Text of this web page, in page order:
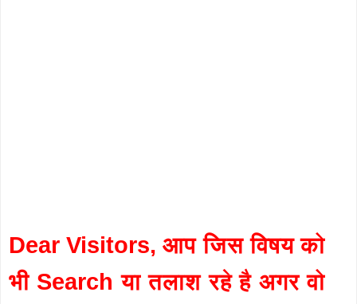
Dear Visitors, आप जिस विषय को
भी Search या तलाश रहे है अगर वो